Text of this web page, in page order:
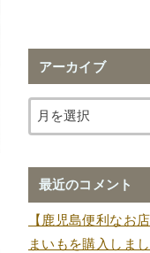
アーカイブ
最近のコメント
【鹿児島便利なお
まいもを購入しまし